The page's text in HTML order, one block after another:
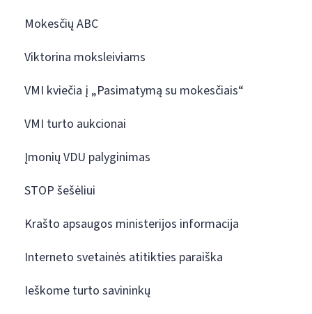
Mokesčių ABC
Viktorina moksleiviams
VMI kviečia į „Pasimatymą su mokesčiais“
VMI turto aukcionai
Įmonių VDU palyginimas
STOP šešėliui
Krašto apsaugos ministerijos informacija
Interneto svetainės atitikties paraiška
Ieškome turto savininkų